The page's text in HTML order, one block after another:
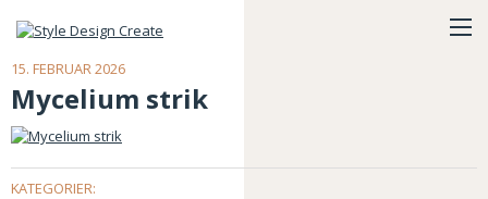
15. FEBRUAR 2026
Mycelium strik
KATEGORIER: